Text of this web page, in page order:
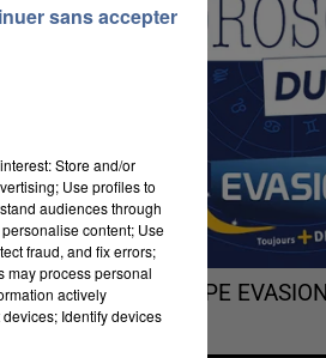
L'HOROSCOPE EVASION
Store and/or
Use profiles to
audiences through
content; Use
fraud, and fix errors;
may process personal
actively
Identify devices
sans accepter